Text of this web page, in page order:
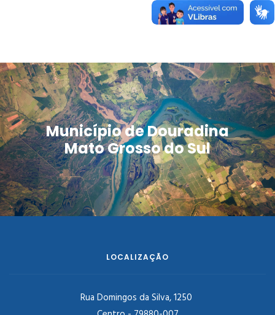
Município de Douradina
Mato Grosso do Sul
LOCALIZAÇÃO
Rua Domingos da Silva, 1250